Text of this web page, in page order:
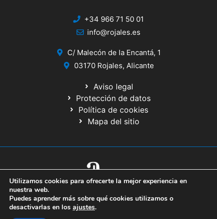
+34 966 71 50 01
info@rojales.es
C/ Malecón de la Encantá, 1
03170 Rojales, Alicante
Aviso legal
Protección de datos
Política de cookies
Mapa del sitio
© 2020 Web desarrollada por el Servicio de Informática de Diputación
de Alicante
Utilizamos cookies para ofrecerte la mejor experiencia en
nuestra web.
Puedes aprender más sobre qué cookies utilizamos o
desactivarlas en los ajustes.